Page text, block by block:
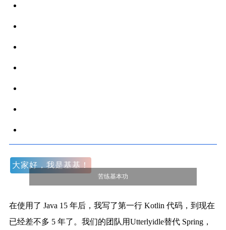
大家好，我是基基！
苦练基本功
在使用了 Java 15 年后，我写了第一行 Kotlin 代码，到现在
已经差不多 5 年了。我们的团队用Utterlyidle替代 Spring，